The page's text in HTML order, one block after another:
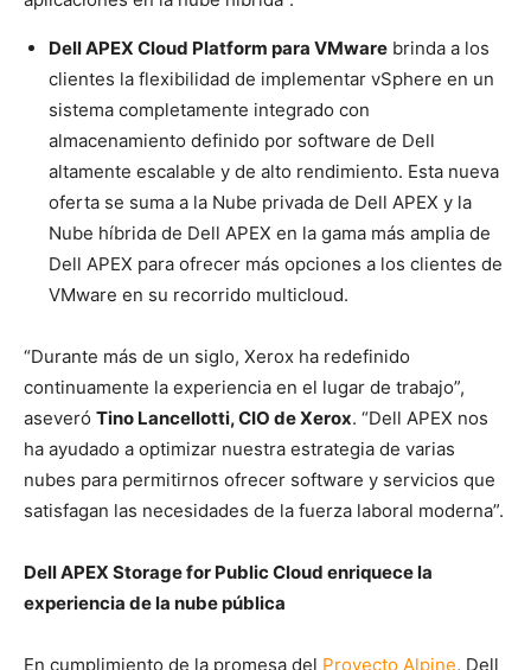
Dell APEX Cloud Platform para VMware brinda a los
clientes la flexibilidad de implementar vSphere en un
sistema completamente integrado con
almacenamiento definido por software de Dell
altamente escalable y de alto rendimiento. Esta nueva
oferta se suma a la Nube privada de Dell APEX y la
Nube híbrida de Dell APEX en la gama más amplia de
Dell APEX para ofrecer más opciones a los clientes de
VMware en su recorrido multicloud.
“Durante más de un siglo, Xerox ha redefinido
continuamente la experiencia en el lugar de trabajo”,
aseveró Tino Lancellotti, CIO de Xerox. “Dell APEX nos
ha ayudado a optimizar nuestra estrategia de varias
nubes para permitirnos ofrecer software y servicios que
satisfagan las necesidades de la fuerza laboral moderna”.
Dell APEX Storage for Public Cloud enriquece la
experiencia de la nube pública
En cumplimiento de la promesa del Proyecto Alpine, Dell